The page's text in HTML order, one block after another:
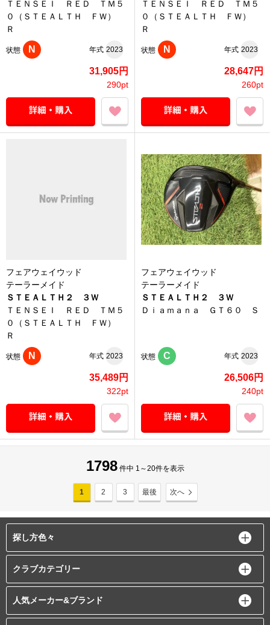
ＴＥＮＳＥＩ ＲＥＤ ＴＭ５
０（ＳＴＥＡＬＴＨ ＦＷ）
Ｒ
状態 N 年式 2023
31,905円
290pt
ＴＥＮＳＥＩ ＲＥＤ ＴＭ５
０（ＳＴＥＡＬＴＨ ＦＷ）
Ｒ
状態 N 年式 2023
28,647円
260pt
フェアウェイウッド
テーラーメイド
ＳＴＥＡＬＴＨ２ ３Ｗ
ＴＥＮＳＥＩ ＲＥＤ ＴＭ５
０（ＳＴＥＡＬＴＨ ＦＷ）
Ｒ
状態 N 年式 2023
35,489円
322pt
フェアウェイウッド
テーラーメイド
ＳＴＥＡＬＴＨ２ ３Ｗ
Ｄｉａｍａｎａ ＧＴ６０ Ｓ
状態 C 年式 2023
26,506円
240pt
1798 件中 1～20件を表示
1 2 3 最後 次へ
探し方色々
クラブカテゴリー
人気メーカー&ブランド